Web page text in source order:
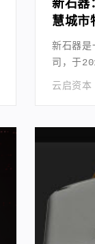
新石器
慧城市
新石器是
司，于
人。
云启资本